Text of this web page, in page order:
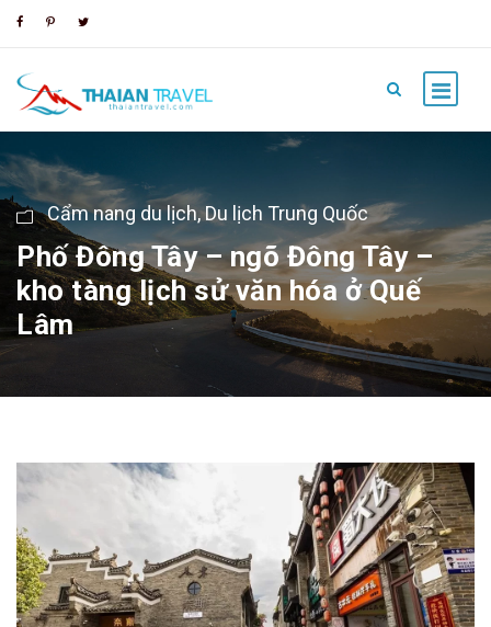
Cẩm nang du lịch,Du lịch Trung Quốc
Phố Đông Tây – ngõ Đông Tây –
kho tàng lịch sử văn hóa ở Quế
Lâm